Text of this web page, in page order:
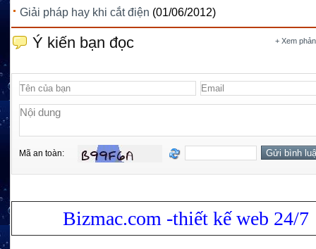
Giải pháp hay khi cắt điện (01/06/2012)
+ Xem
Ý kiến bạn đọc
Mã an toàn:
Bizmac.com -thiết kế web 24/7